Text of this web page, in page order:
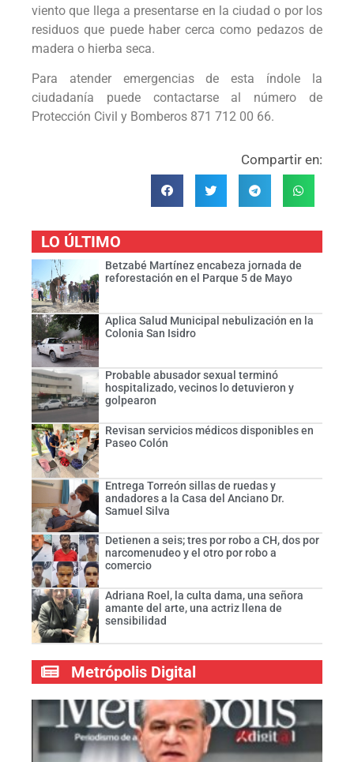
viento que llega a presentarse en la ciudad o por los
residuos que puede haber cerca como pedazos de
madera o hierba seca.
Para atender emergencias de esta índole la
ciudadanía puede contactarse al número de
Protección Civil y Bomberos 871 712 00 66.
Compartir en:
LO ÚLTIMO
Betzabé Martínez encabeza jornada de
reforestación en el Parque 5 de Mayo
Aplica Salud Municipal nebulización en la
Colonia San Isidro
Probable abusador sexual terminó
hospitalizado, vecinos lo detuvieron y
golpearon
Revisan servicios médicos disponibles en
Paseo Colón
Entrega Torreón sillas de ruedas y
andadores a la Casa del Anciano Dr.
Samuel Silva
Detienen a seis; tres por robo a CH, dos por
narcomenudeo y el otro por robo a
comercio
Adriana Roel, la culta dama, una señora
amante del arte, una actriz llena de
sensibilidad
Metrópolis Digital